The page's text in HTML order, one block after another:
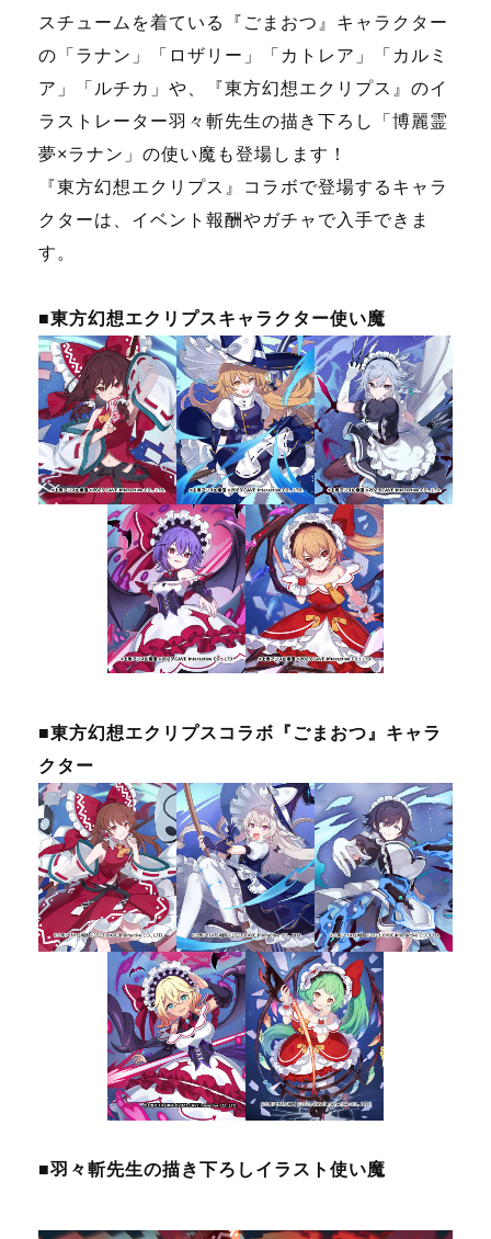
スチュームを着ている『ごまおつ』キャラクター
の「ラナン」「ロザリー」「カトレア」「カルミ
ア」「ルチカ」や、『東方幻想エクリプス』のイ
ラストレーター羽々斬先生の描き下ろし「 博麗霊
夢×ラナン 」の使い魔も登場します！
『東方幻想エクリプス』コラボで登場するキャラ
クターは、イベント報酬やガチャで入手できま
す。
■東方幻想エクリプスキャラクター使い魔
■東方幻想エクリプスコラボ『ごまおつ』キャラ
クター
■羽々斬先生の描き下ろしイラスト使い魔